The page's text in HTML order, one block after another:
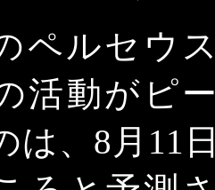
ペルセウ
活動がピ
は、8月11